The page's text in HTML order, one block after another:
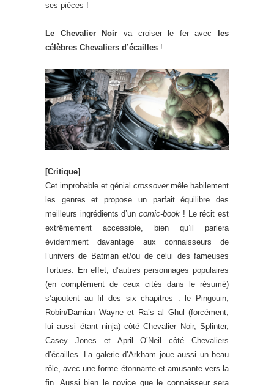
ses pièces !
Le Chevalier Noir va croiser le fer avec
les
célèbres Chevaliers d’écailles !
[Critique]
Cet improbable et génial crossovermêle habilement
les genres et propose un parfait équilibre des
meilleurs ingrédients d’uncomic-book ! Le récit est
extrêmement accessible, bien qu’il parlera
évidemment davantage aux connaisseurs de
l’univers de Batman et/ou de celui des fameuses
Tortues. En effet, d’autres personnages populaires
(en complément de ceux cités dans le résumé)
s’ajoutent au fil des six chapitres : le Pingouin,
Robin/Damian Wayne et Ra’s al Ghul (forcément,
lui aussi étant ninja) côté Chevalier Noir, Splinter,
Casey Jones et April O’Neil côté Chevaliers
d’écailles. La galerie d’Arkham joue aussi un beau
rôle, avec une forme étonnante et amusante vers la
fin. Aussi bien le novice que le connaisseur sera